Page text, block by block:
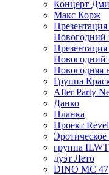
Концерт
Макс Корж
Новогодний
Новогодний
Новогодняя
Группа
After Party
Данко
Планка
Проект
группа ILWT
дуэт Лето
DINO MC 47